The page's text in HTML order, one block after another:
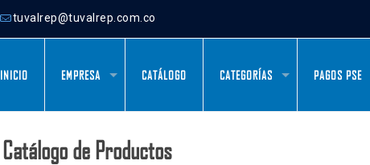
tuvalrep@tuvalrep.com.co
INICIO EMPRESA CATÁLOGO CATEGORÍAS PAGOS PSE
Catálogo de Productos